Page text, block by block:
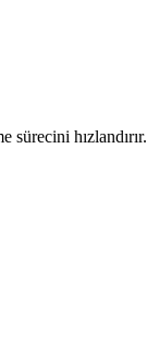
hızlandırır.